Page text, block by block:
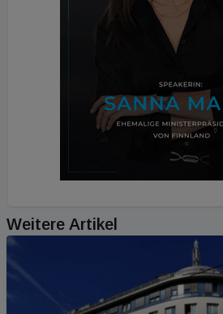
Weitere Artikel